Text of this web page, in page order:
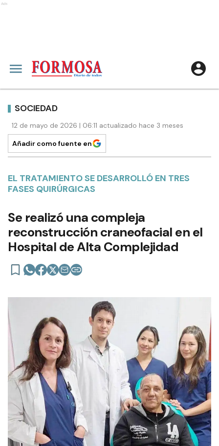
Ads
SOCIEDAD
12 de mayo de 2026 | 06:11 actualizado hace 3 meses
Añadir como fuente en
EL TRATAMIENTO SE DESARROLLÓ EN TRES
FASES QUIRÚRGICAS
Se realizó una compleja
reconstrucción craneofacial en el
Hospital de Alta Complejidad